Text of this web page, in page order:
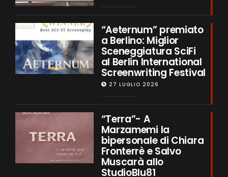
“Aeternum” premiato
a Berlino: Miglior
Sceneggiatura SciFi
al Berlin International
Screenwriting Festival
27 LUGLIO 2026
“Terra”- A
Marzamemi la
bipersonale di Chiara
Fronterrè e Salvo
Muscarà allo
StudioBlu81